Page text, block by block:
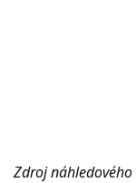
Zdroj